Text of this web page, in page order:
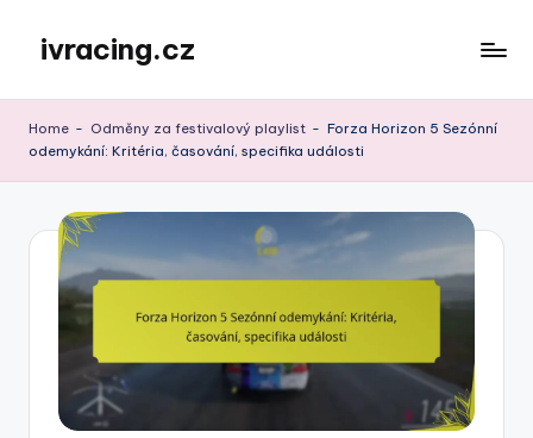
content
ivracing.cz
Home - Odměny za festivalový playlist - Forza Horizon 5 Sezónní
odemykání: Kritéria, časování, specifika události